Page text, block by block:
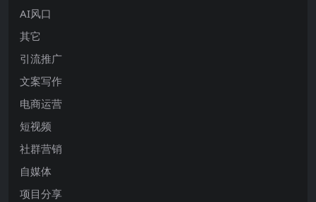
AI风口
其它
引流推广
文案写作
电商运营
短视频
社群营销
自媒体
项目分享